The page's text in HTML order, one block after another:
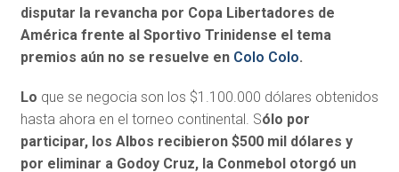
disputar la revancha por Copa Libertadores de
América frente al Sportivo Trinidense el tema
premios aún no se resuelve en Colo Colo.
Lo que se negocia son los $1.100.000 dólares obtenidos
hasta ahora en el torneo continental. Sólo por
participar, los Albos recibieron $500 mil dólares y
por eliminar a Godoy Cruz, la Conmebol otorgó un